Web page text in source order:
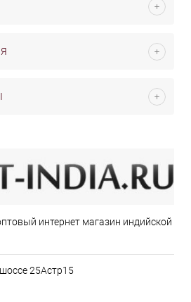
интернет магазин индийской
25Астр15